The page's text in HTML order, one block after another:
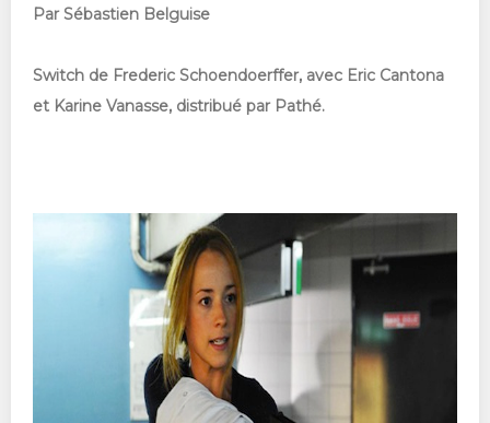
Par Sébastien Belguise
Switch de Frederic Schoendoerffer, avec Eric Cantona
et Karine Vanasse, distribué par Pathé.